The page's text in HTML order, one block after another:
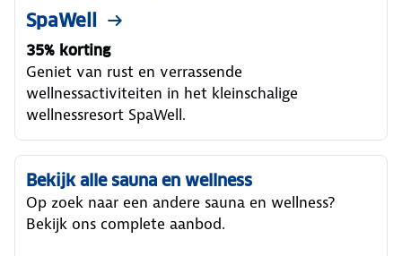
SpaWell
35% korting
Geniet van rust en verrassende
wellnessactiviteiten in het kleinschalige
wellnessresort SpaWell.
Bekijk alle sauna en wellness
Op zoek naar een andere sauna en wellness?
Bekijk ons complete aanbod.